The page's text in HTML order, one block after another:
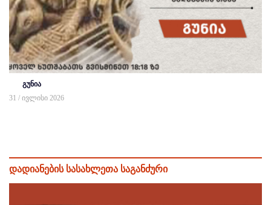
გუნია
31 / ივლისი 2026
დადიანების სასახლეთა საგანძური